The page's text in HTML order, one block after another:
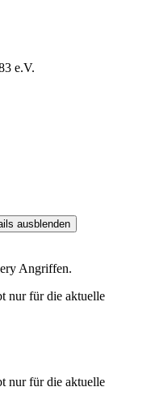
e.V.
ausblenden
Angriffen.
nur für die aktuelle
nur für die aktuelle